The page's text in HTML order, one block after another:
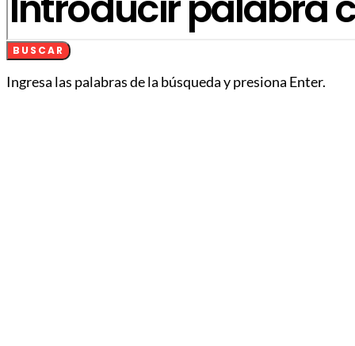
BUSCAR
Ingresa las palabras de la búsqueda y presiona Enter.